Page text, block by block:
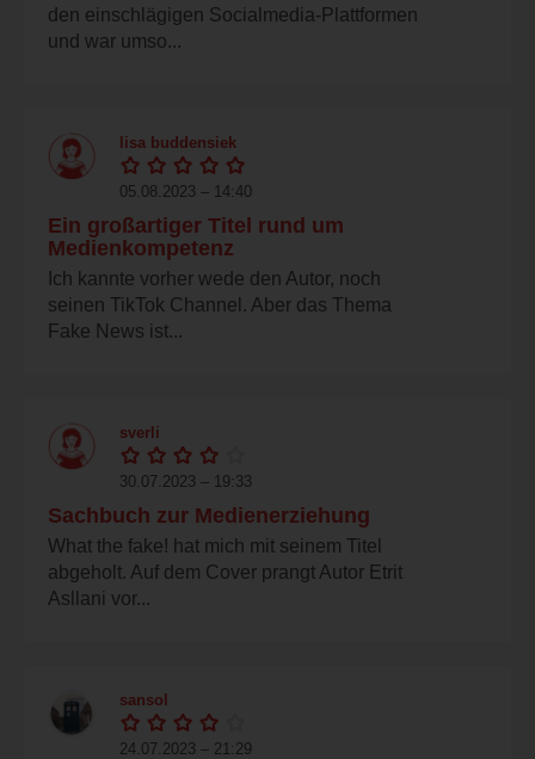
den einschlägigen Socialmedia-Plattformen
und war umso...
lisa buddensiek
05.08.2023 – 14:40
Ein großartiger Titel rund um
Medienkompetenz
Ich kannte vorher wede den Autor, noch
seinen TikTok Channel. Aber das Thema
Fake News ist...
sverli
30.07.2023 – 19:33
Sachbuch zur Medienerziehung
What the fake! hat mich mit seinem Titel
abgeholt. Auf dem Cover prangt Autor Etrit
Asllani vor...
sansol
24.07.2023 – 21:29